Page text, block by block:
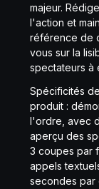
majeur.
l'action et
référence de
vous sur la
spectateurs à
Spécificités
produit :
l'ordre, avec
aperçu des
3 coupes par
appels
secondes par